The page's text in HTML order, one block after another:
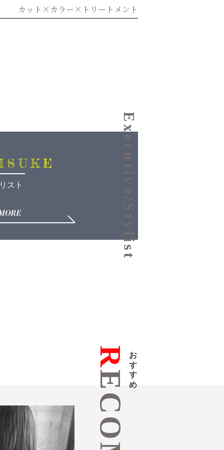
カット×カラー×トリートメント
Executive/Stylist
スト
おすすめ
R